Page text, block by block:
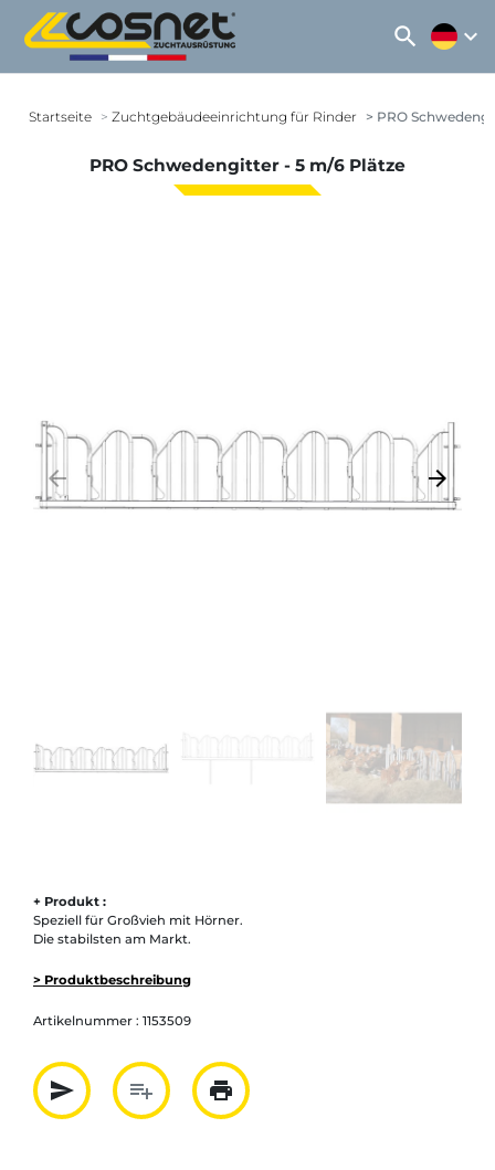
search expand_more
Startseite Zuchtgebäudeeinrichtung für Rinder PRO
PRO Schwedengitter - 5 m/6 Plätze
Zurück
arrow_backward Weiter
arrow_forward
+ Produkt :
Speziell für Großvieh mit Hörner.
Die stabilsten am Markt.
> Produktbeschreibung
Artikelnummer : 1153509
send
Partager par mail
playlist_add
Ajouter à la liste
print
Imprimer